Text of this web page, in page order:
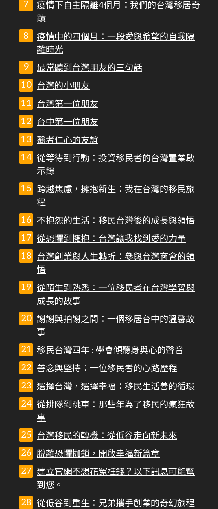
疫情下自主隔離4個月：我們的台灣移居奇
蹟
疫情中的四個月：一段愛與希望的自我隔
離時光
最常聽到台灣朋友的三句話
台灣的小朋友
台灣第一位朋友
台中第一位朋友
醫者仁心的友誼
從等待到行動：投資移民者的台灣置業啟
示錄
跨越焦慮，擁抱新生：我在台灣的移民旅
程
不抱怨的生活：移民台灣後的成長與領悟
從恐懼到擁抱：台灣讓我找到愛的力量
台灣創業與人生轉折：參與台灣商會的領
悟
從陌生到熟悉：一位移民者在台灣學習與
成長的故事
謝謝與拍謝之間：一個移居台中的溫馨故
事
移民台灣四年 : 學會傾聽身與心的聲音
善念與堅持：一位移民者的心路歷程
選擇台灣，選擇幸福：移民生活善的循環
從排隊到跳車：那些年為了移民的瘋狂故
事
台灣移民的轉機：從低谷走向新未來
脫離恐懼枷鎖，開啟幸福新篇章
建立官網不想花冤枉錢？以下訊息可能幫
到您。
從低谷到重生：兄弟攜手創業的奇幻旅程